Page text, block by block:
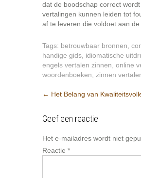
dat de boodschap correct
vertalingen kunnen leiden tot
af te leveren die voldoet aan
Tags: betrouwbaar bronnen
handige gids idiomatische
engels vertalen zinnen online
woordenboeken
zinnen
Berichtnavigatie
← Het Belang van
Geef een reactie
Het e-mailadres wordt niet
Reactie *